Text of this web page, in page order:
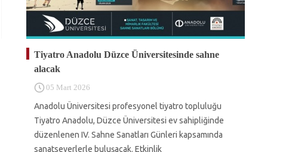
Tiyatro Anadolu Düzce Üniversitesinde sahne
alacak
05 Mart 2026
Anadolu Üniversitesi profesyonel tiyatro topluluğu
Tiyatro Anadolu, Düzce Üniversitesi ev sahipliğinde
düzenlenen IV. Sahne Sanatları Günleri kapsamında
sanatseverlerle buluşacak. Etkinlik